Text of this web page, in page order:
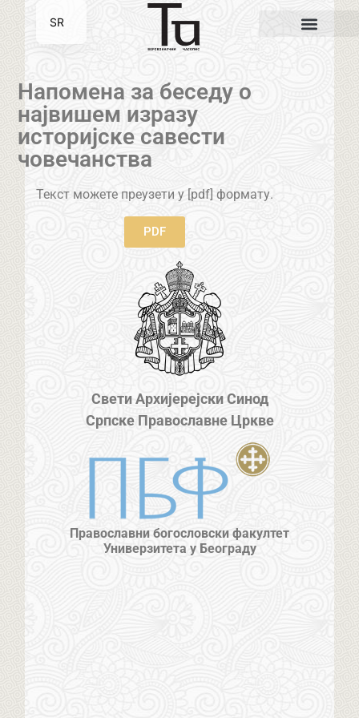
Напомена за беседу о
највишем изразу
историјске савести
човечанства
Текст можете преузети у [pdf] формату.
PDF
Свети Архијерејски Синод
Српске Православне Цркве
Православни богословски факултет
Универзитета у Београду
SR
EN